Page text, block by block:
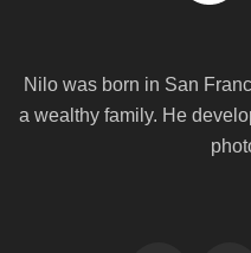
Nilo was born in San
a wealthy family. He